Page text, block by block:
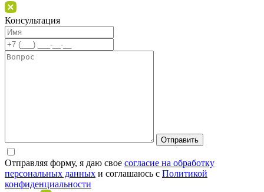
Консультация
Отправляя форму, я даю свое согласие на обработку
персональных данных и соглашаюсь c Политикой
конфиденциальности